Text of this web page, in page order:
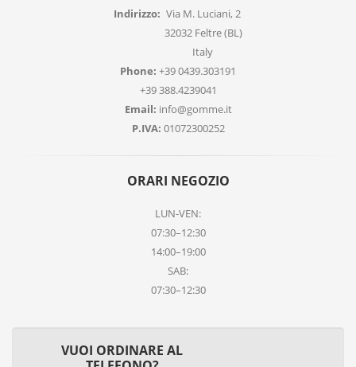
Indirizzo: Via M. Luciani, 2
32032 Feltre (BL)
Italy
Phone: +39 0439.303191
+39 388.4239041
Email: info@gomme.it
P.IVA: 01072300252
ORARI NEGOZIO
LUN-VEN:
07:30–12:30
14:00–19:00
SAB:
07:30–12:30
VUOI ORDINARE AL